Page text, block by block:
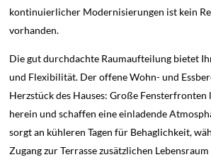
kontinuierlicher Modernisierungen ist kein
vorhanden.
Die gut durchdachte Raumaufteilung bietet
und Flexibilität. Der offene Wohn- und
Herzstück des Hauses: Große Fensterfronten
herein und schaffen eine einladende
sorgt an kühleren Tagen für Behaglichkeit,
Zugang zur Terrasse zusätzlichen